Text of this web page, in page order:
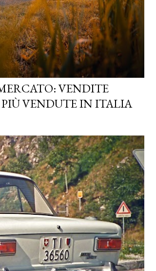
VENDITE
PIÙ VENDUTE IN ITALIA